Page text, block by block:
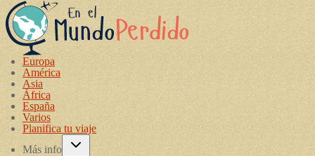
Europa
América
Asia
África
España
Varios
Planifica tu viaje
Más info